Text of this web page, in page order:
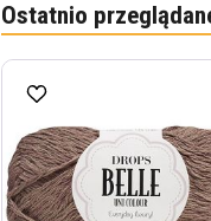
Ostatnio